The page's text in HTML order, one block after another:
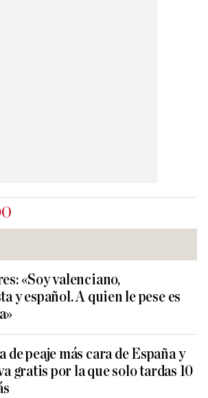
«Soy valenciano,
y español. A quien le pese es
de peaje más cara de España y
gratis por la que solo tardas 10